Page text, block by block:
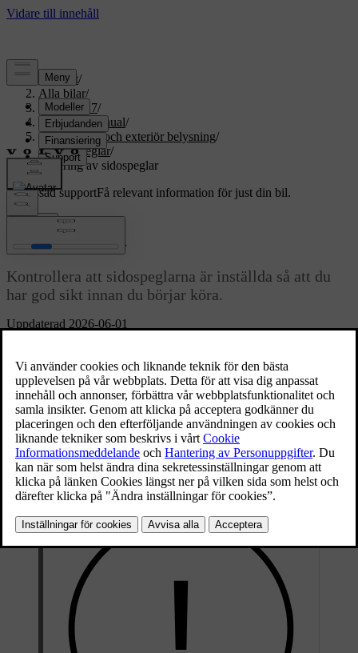
Support/
Alla bilar/
EX60 2027/
Användarmanual/
Sikt, speglar och exteriör belysning/
Backspeglar/
Justering av sidospeglar
Anpassad supportFå relevant information för just din bil.
Uppdaterad 2026-06-01
Justering av sidospeglar
Kontrollera att sidospeglarna är inställda så att du
har god sikt innan du börjar köra.
sätt.
Tryck på bilsymbolen
i den nedre raden.
Gå tillSpeglar och torkare→Justera sidospeglar
Vyn för justering av inställningar visas.
Välj den sidospegel du vill justera.
Använd reglagen på ratten för att justera den valda spegeln.